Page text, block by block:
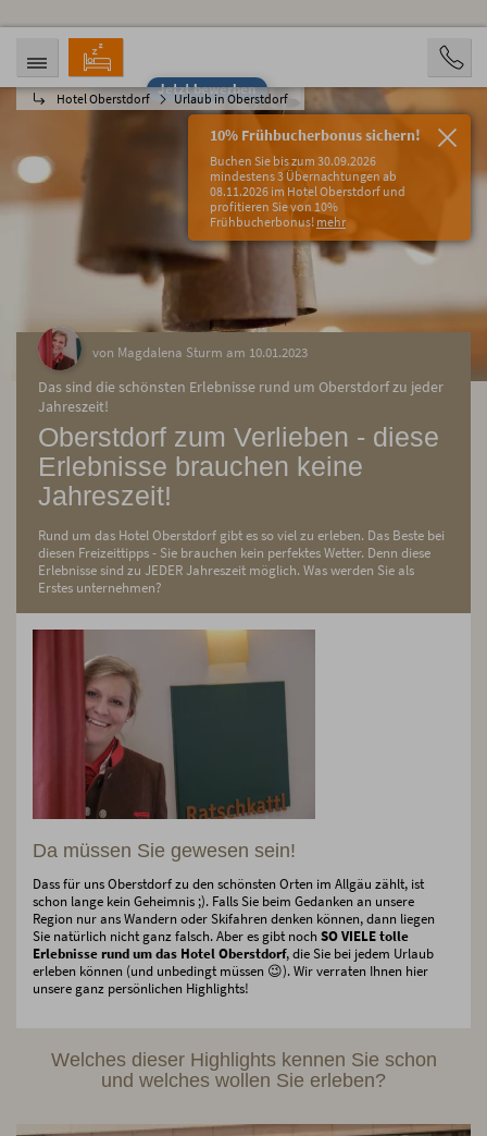
Jetzt bewerben
Hotel Oberstdorf Urlaub in Oberstdorf
10% Frühbucherbonus sichern!
Buchen Sie bis zum 30.09.2026
mindestens 3 Übernachtungen ab
08.11.2026 im Hotel Oberstdorf und
profitieren Sie von 10%
Frühbucherbonus! mehr
ANREISE ABREISE
13.08.2026
PERSONEN
2 Personen
von Magdalena Sturm am 10.01.2023
Das sind die schönsten Erlebnisse rund um Oberstdorf zu jeder
Jahreszeit!
Oberstdorf zum Verlieben - diese
Erlebnisse brauchen keine
Jahreszeit!
Rund um das Hotel Oberstdorf gibt es so viel zu erleben. Das Beste bei
diesen Freizeittipps - Sie brauchen kein perfektes Wetter. Denn diese
Erlebnisse sind zu JEDER Jahreszeit möglich. Was werden Sie als
Erstes unternehmen?
Da müssen Sie gewesen sein!
Dass für uns Oberstdorf zu den schönsten Orten im Allgäu zählt, ist
schon lange kein Geheimnis ;). Falls Sie beim Gedanken an unsere
Region nur ans Wandern oder Skifahren denken können, dann liegen
Sie natürlich nicht ganz falsch. Aber es gibt noch SO VIELE tolle
Erlebnisse rund um das Hotel Oberstdorf, die Sie bei jedem Urlaub
erleben können (und unbedingt müssen 😉). Wir verraten Ihnen hier
unsere ganz persönlichen Highlights!
Welches dieser Highlights kennen Sie schon
und welches wollen Sie erleben?